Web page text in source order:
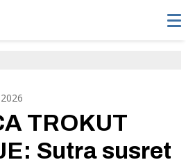
TROKUT
Sutra susret